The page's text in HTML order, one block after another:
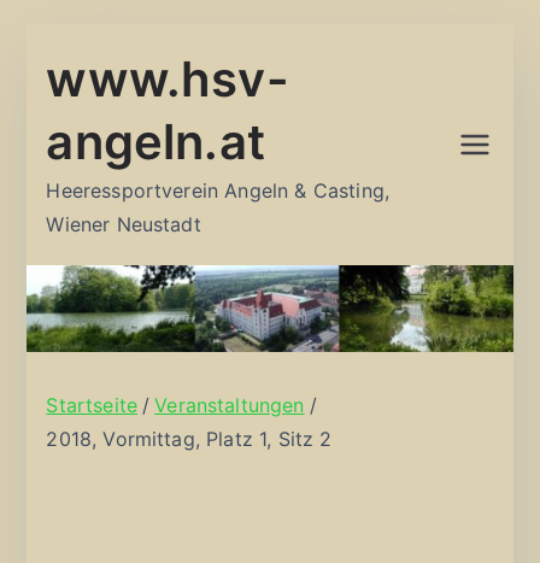
Inhalt
www.hsv-
angeln.at
Heeressportverein Angeln & Casting,
Wiener Neustadt
Startseite
Veranstaltungen
2018, Vormittag, Platz 1, Sitz 2